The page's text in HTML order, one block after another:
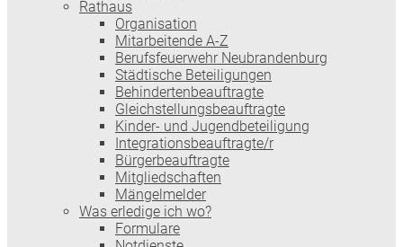
Rathaus
Organisation
Mitarbeitende A-Z
Berufsfeuerwehr Neubrandenburg
Städtische Beteiligungen
Behindertenbeauftragte
Gleichstellungsbeauftragte
Kinder- und Jugendbeteiligung
Integrationsbeauftragte/r
Bürgerbeauftragte
Mitgliedschaften
Mängelmelder
Was erledige ich wo?
Formulare